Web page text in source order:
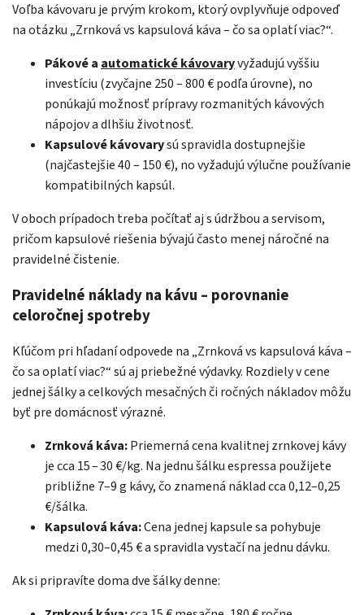
Voľba kávovaru je prvým krokom, ktorý ovplyvňuje odpoveď
na otázku „Zrnková vs kapsulová káva – čo sa oplatí viac?“.
Pákové a automatické kávovaryvyžadujú vyššiu
investíciu (zvyčajne 250 – 800 € podľa úrovne), no
ponúkajú možnosť prípravy rozmanitých kávových
nápojov a dlhšiu životnosť.
Kapsulové kávovarysú spravidla dostupnejšie
(najčastejšie 40 – 150 €), no vyžadujú výlučne používanie
kompatibilných kapsúl.
V oboch prípadoch treba počítať aj s údržbou a servisom,
pričom kapsulové riešenia bývajú často menej náročné na
pravidelné čistenie.
Pravidelné náklady na kávu – porovnanie
celoročnej spotreby
Kľúčom pri hľadaní odpovede na „Zrnková vs kapsulová káva –
čo sa oplatí viac?“ sú aj priebežné výdavky. Rozdiely v cene
jednej šálky a celkových mesačných či ročných nákladov môžu
byť pre domácnosť výrazné.
Zrnková káva:Priemerná cena kvalitnej zrnkovej kávy
je cca 15 – 30 €/kg. Na jednu šálku espressa použijete
približne 7–9 g kávy, čo znamená náklad cca 0,12–0,25
€/šálka.
Kapsulová káva:Cena jednej kapsule sa pohybuje
medzi 0,30–0,45 € a spravidla vystačí na jednu dávku.
Ak si pripravíte doma dve šálky denne: